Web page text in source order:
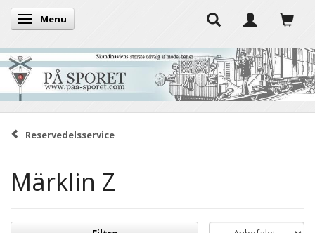
Skifte navigation
Menu
Reservedelsservice
Märklin Z